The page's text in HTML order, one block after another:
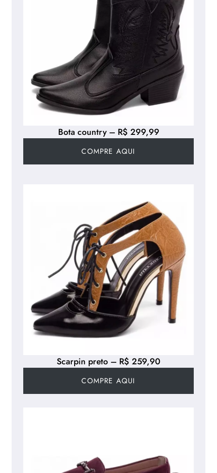
Scarpin preto – R$ 259,90
COMPRE AQUI
Bota country – R$ 299,99
COMPRE AQUI